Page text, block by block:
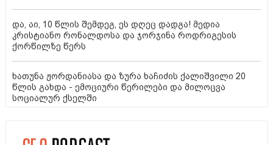
და, აი, 10 წლის შემდეგ, ეს დღეც დადგა! მედია
კრისტიანო რონალდოსა და ჯორჯინა როდრიგესის
ქორწილზე წერს
ხათუნა ჟორდანიასა და ზურა ხაჩიძის ქალიშვილი 20
წლის გახდა - ემოციური წერილები და მილოცვა
სოციალურ ქსელში